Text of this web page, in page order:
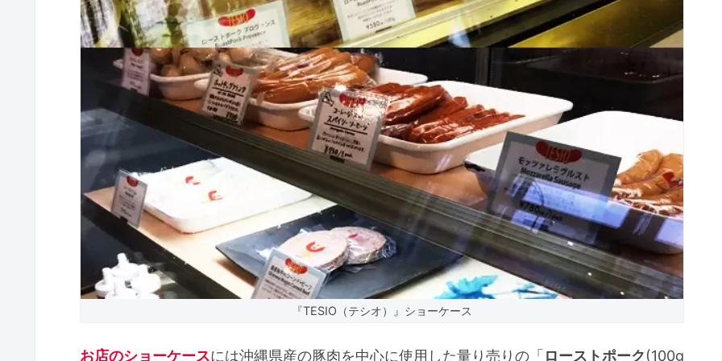
『TESIO（テシオ）』ショーケース
お店のショーケースには沖縄県産の豚肉を中心に使用した量り売りの「ローストポーク(100g